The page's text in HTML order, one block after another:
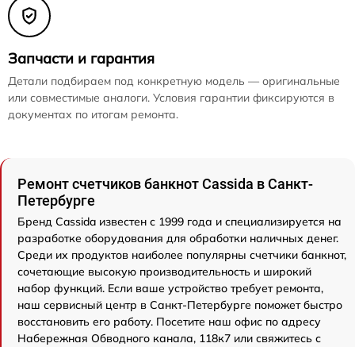
Запчасти и гарантия
Детали подбираем под конкретную модель — оригинальные
или совместимые аналоги. Условия гарантии фиксируются в
документах по итогам ремонта.
Ремонт счетчиков банкнот Cassida в Санкт-
Петербурге
Бренд Cassida известен с 1999 года и специализируется на
разработке оборудования для обработки наличных денег.
Среди их продуктов наиболее популярны счетчики банкнот,
сочетающие высокую производительность и широкий
набор функций. Если ваше устройство требует ремонта,
наш сервисный центр в Санкт-Петербурге поможет быстро
восстановить его работу. Посетите наш офис по адресу
Набережная Обводного канала, 118к7 или свяжитесь с